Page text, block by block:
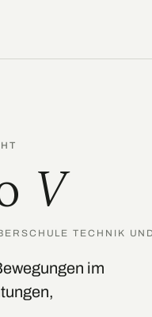
V
TECHNIK
im